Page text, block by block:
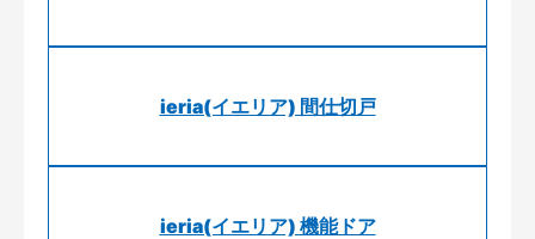
ieria(イエリア) 間仕切戸
ieria(イエリア) 機能ドア